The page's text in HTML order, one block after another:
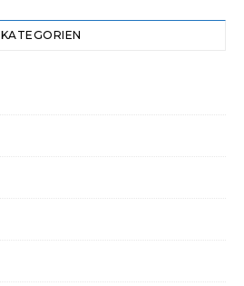
KATEGORIEN